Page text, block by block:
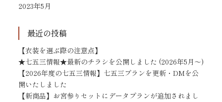
2023年5月
最近の投稿
【衣装を選ぶ際の注意点】
★七五三情報★最新のチラシを公開しました (2026年5月～)
【2026年度の七五三情報】七五三プランを更新・DMを公
開いたしました
【新商品】お宮参りセットにデータプランが追加されまし